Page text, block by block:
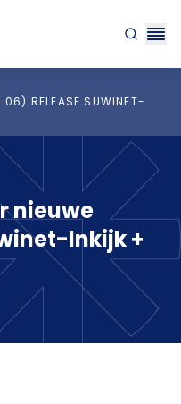
RELEASE SUWINET-
nieuwe
Inkijk +